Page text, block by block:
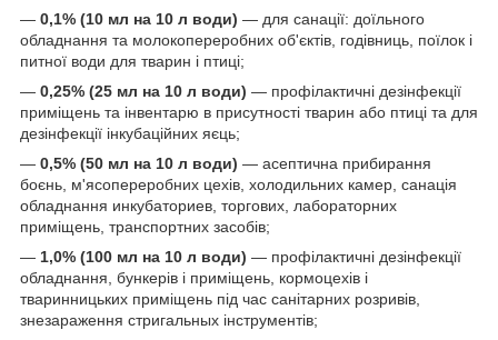
— 0,1% (10 мл на 10 л води) — для санації: доїльного
обладнання та молокопереробних об'єктів, годівниць, поїлок і
питної води для тварин і птиці;
— 0,25% (25 мл на 10 л води) — профілактичні дезінфекції
приміщень та інвентарю в присутності тварин або птиці та для
дезінфекції інкубаційних яєць;
— 0,5% (50 мл на 10 л води) — асептична прибирання
боєнь, м'ясопереробних цехів, холодильних камер, санація
обладнання инкубаториев, торгових, лабораторних
приміщень, транспортних засобів;
— 1,0% (100 мл на 10 л води) — профілактичні дезінфекції
обладнання, бункерів і приміщень, кормоцехів і
тваринницьких приміщень під час санітарних розривів,
знезараження стригальных інструментів;